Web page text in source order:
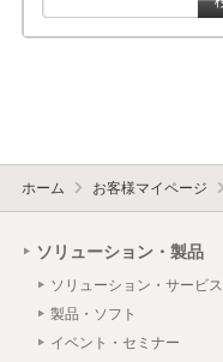
ホーム お客様マイページ
ソリューション・製品
ソリューション・サービス
製品・ソフト
イベント・セミナー